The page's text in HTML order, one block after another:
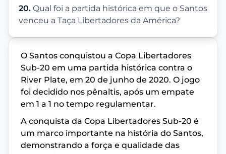
20. Qual foi a partida histórica em que o Santos
venceu a Taça Libertadores da América?
O Santos conquistou a Copa Libertadores
Sub-20 em uma partida histórica contra o
River Plate, em 20 de junho de 2020. O jogo
foi decidido nos pênaltis, após um empate
em 1 a 1 no tempo regulamentar.
A conquista da Copa Libertadores Sub-20 é
um marco importante na história do Santos,
demonstrando a força e qualidade das